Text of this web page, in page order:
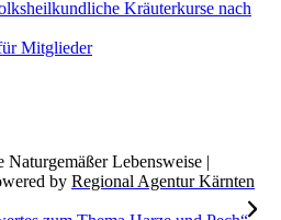
Kräuterkurse nach
Mitglieder
Lebensweise |
by Regional Agentur Kärnten